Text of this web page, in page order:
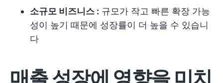
소규모 비즈니스 : 규모가 작고 빠른 확장 가능
성이 높기 때문에 성장률이 더 높을 수 있습니
다
매출 성장에 영향을 미치